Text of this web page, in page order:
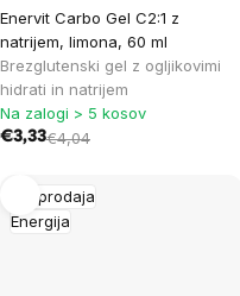
Enervit Carbo Gel C2:1 z
natrijem, limona, 60 ml
Brezglutenski gel z ogljikovimi
hidrati in natrijem
Na zalogi > 5 kosov
€3,33€4,04
Razprodaja
Energija